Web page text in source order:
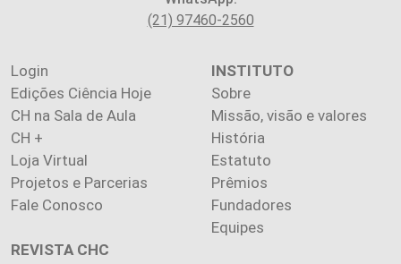
(21) 97460-2560
Login
Edições Ciência Hoje
CH na Sala de Aula
CH +
Loja Virtual
Projetos e Parcerias
Fale Conosco
INSTITUTO
Sobre
Missão, visão e valores
História
Estatuto
Prêmios
Fundadores
Equipes
REVISTA CHC